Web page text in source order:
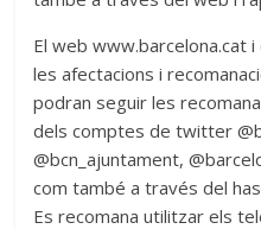
El web www.barcelona.cat
les afectacions i
podran seguir les
dels comptes de twitter
@bcn_ajuntament,
com també a través del
Es recomana utilitzar els